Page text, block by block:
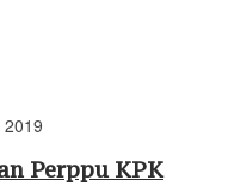
Perppu KPK